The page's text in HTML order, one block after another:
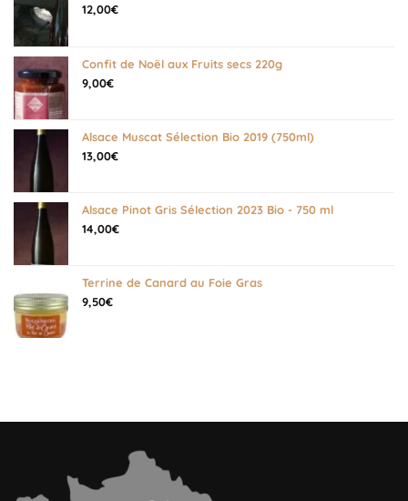
12,00€
Confit de Noël aux Fruits secs 220g
9,00€
Alsace Muscat Sélection Bio 2019 (750ml)
13,00€
Alsace Pinot Gris Sélection 2023 Bio - 750 ml
14,00€
Terrine de Canard au Foie Gras
9,50€